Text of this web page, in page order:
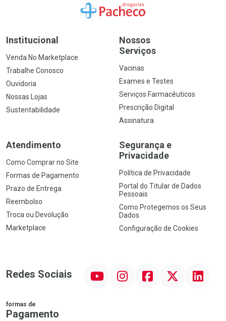
Ir para a Home
Institucional
Venda No Marketplace
Trabalhe Conosco
Ouvidoria
Nossas Lojas
Sustentabilidade
Nossos
Serviços
Vacinas
Exames e Testes
Serviços Farmacêuticos
Prescrição Digital
Assinatura
Atendimento
Como Comprar no Site
Formas de Pagamento
Prazo de Entrega
Reembolso
Troca ou Devolução
Marketplace
Segurança e
Privacidade
Política de Privacidade
Portal do Titular de Dados
Pessoais
Como Protegemos os Seus
Dados
Configuração de Cookies
Redes Sociais InstagramFacebookTwitter Linkedin
formas de
Pagamento